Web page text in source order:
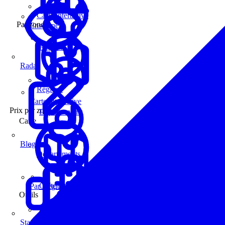
Enseignes
Carte interactive
Prix par zone
Par Région
Régions
Départements
Carte
Carte interactive
Outils
Carte interactive
Par zone
Régions
Départements
Radar
Blog
Statistiques